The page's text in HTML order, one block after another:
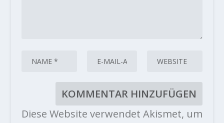
Diese Website verwendet Akismet, um